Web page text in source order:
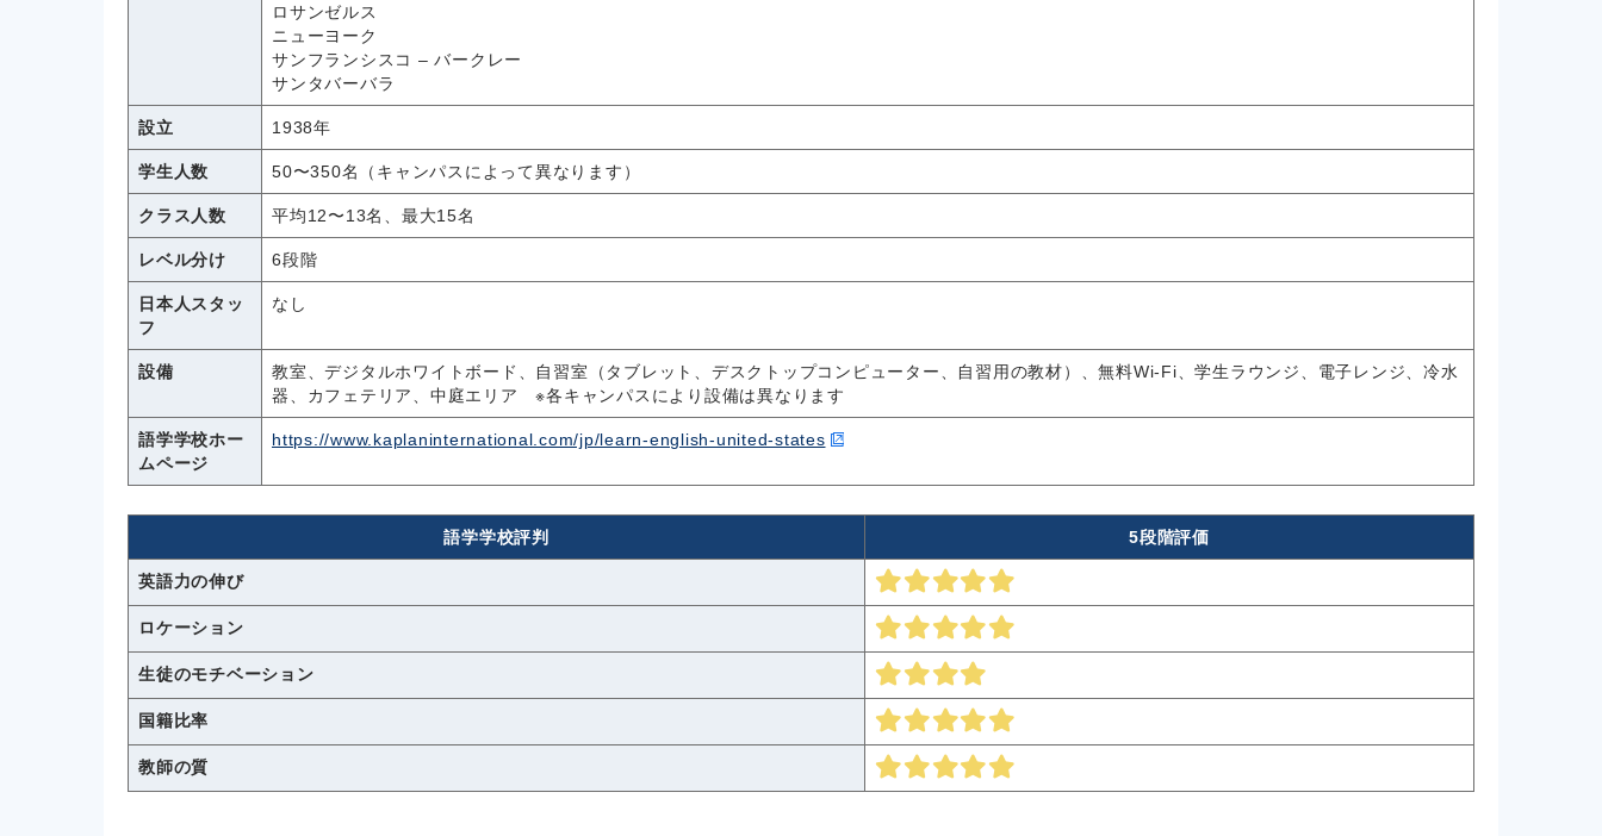
ロサンゼルス
ニューヨーク
サンフランシスコ – バークレー
サンタバーバラ
設立 1938年
学生人数 50〜350名（キャンパスによって異なります）
クラス人数 平均12〜13名、最大15名
レベル分け 6段階
日本人スタッ
フ
なし
設備
教室、デジタルホワイトボード、自習室（タブレット、デスクトップコンピューター、自習用の教材）、無料Wi-Fi、学生ラウンジ、電子レンジ、冷水
器、カフェテリア、中庭エリア ※各キャンパスにより設備は異なります
語学学校ホー
ムページ
https://www.kaplaninternational.com/jp/learn-english-united-states
語学学校評判 5段階評価
英語力の伸び
ロケーション
生徒のモチベーション
国籍比率
教師の質